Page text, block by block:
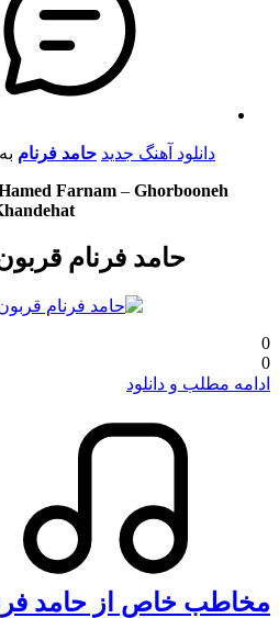
دانلود آهنگ جدید حامد فرنام
Farnam– Ghorbooneh
حامد فرنام
0
0
ادامه مطلب و دانلود
مخاطب خاص از حامد